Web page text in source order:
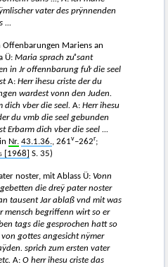
vater des prÿnnenden
...
Offenbarungen Mariens an
Ü: Maria sprach zuͦ sant
in Jr offennbarung fuͦr die seel
A: Herr ihesu criste der du
wardest vonn den Juden.
dich vber die seel. A: Herr ihesu
du vmb die seel gebunden
Erbarm dich vber die seel ...
Nr. 43.1.36., 261v–262r;
[1968] S. 35)
noster, mit Ablass Ü: Vonn
die dreÿ pater noster
tausent Jar ablaß vnd mit was
mensch begriffenn wirt so er
tags die gesprochen hatt so
gottes angesicht nÿmer
sprich zum ersten vater
A: O herr ihesu criste das